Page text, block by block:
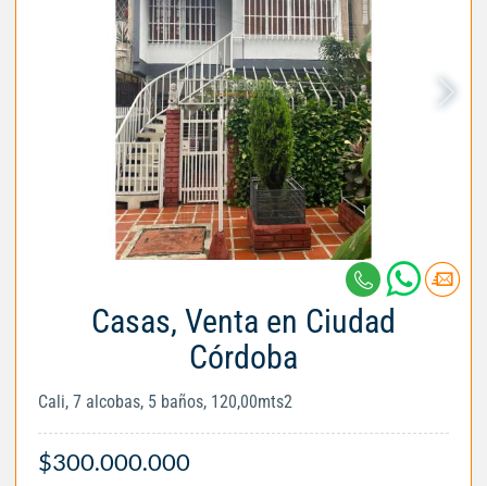
Casas, Venta en Ciudad
Córdoba
Cali, 7 alcobas, 5 baños, 120,00mts2
$300.000.000